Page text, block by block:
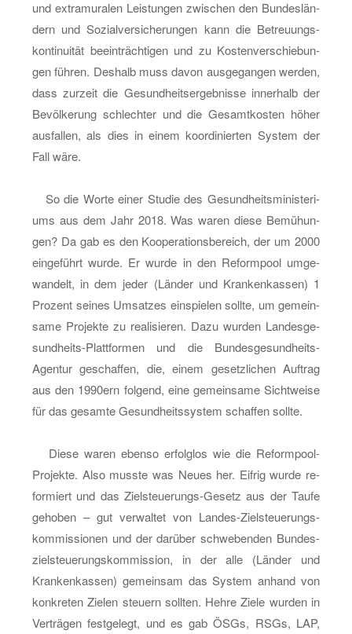
und ex­tra­mu­ra­len Leis­tun­gen zwi­schen den Bun­des­län­
dern und So­zi­al­ver­si­che­run­gen kann die Be­treu­ungs­
kon­ti­nui­tät be­ein­träch­ti­gen und zu Kos­ten­ver­schie­bun­
gen füh­ren. Des­halb muss davon aus­ge­gan­gen wer­den,
dass zur­zeit die Ge­sund­heits­er­geb­nis­se in­ner­halb der
Be­völ­ke­rung schlech­ter und die Ge­samt­kos­ten höher
aus­fal­len, als dies in einem ko­or­di­nier­ten Sys­tem der
Fall wäre.
So die Worte einer Stu­die des Ge­sund­heits­mi­nis­te­ri­
ums aus dem Jahr 2018. Was waren diese Be­mü­hun­
gen? Da gab es den Ko­ope­ra­ti­ons­be­reich, der um 2000
ein­ge­führt wurde. Er wurde in den Re­form­pool um­ge­
wan­delt, in dem jeder (Län­der und Kran­ken­kas­sen) 1
Pro­zent sei­nes Um­sat­zes ein­spie­len soll­te, um ge­mein­
sa­me Pro­jek­te zu rea­li­sie­ren. Dazu wur­den Lan­des­ge­
sund­heits-Platt­for­men und die Bun­des­ge­sund­heits-
Agen­tur ge­schaf­fen, die, einem ge­setz­li­chen Auf­trag
aus den 1990ern fol­gend, eine ge­mein­sa­me Sicht­wei­se
für das ge­sam­te Ge­sund­heits­sys­tem schaf­fen soll­te.
Diese waren eben­so er­folg­los wie die Re­form­pool-
Pro­jek­te. Also muss­te was Neues her. Eif­rig wurde re­
for­miert und das Ziel­steue­rungs-Ge­setz aus der Taufe
ge­ho­ben – gut ver­wal­tet von Lan­des-Ziel­steue­rungs­
kom­mis­sio­nen und der dar­über schwe­ben­den Bun­des­
ziel­steue­rungs­kom­mis­si­on, in der alle (Län­der und
Kran­ken­kas­sen) ge­mein­sam das Sys­tem an­hand von
kon­kre­ten Zie­len steu­ern soll­ten. Hehre Ziele wur­den in
Ver­trä­gen fest­ge­legt, und es gab ÖSGs, RSGs, LAP,